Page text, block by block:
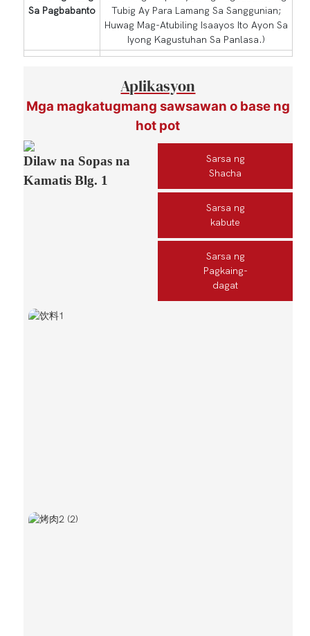
Sa Pagbabanto
Tubig Ay Para Lamang Sa Sanggunian;
Huwag Mag-Atubiling Isaayos Ito Ayon Sa
Iyong Kagustuhan Sa Panlasa.)
Aplikasyon
Mga magkatugmang sawsawan o base ng
hot pot
Dilaw na Sopas na
Kamatis Blg. 1
Sarsa ng
Shacha
Sarsa ng
kabute
Sarsa ng
Pagkaing-
dagat